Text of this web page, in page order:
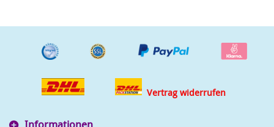
Vertrag widerrufen